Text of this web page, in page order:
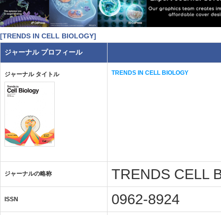
[TRENDS IN CELL BIOLOGY]
ジャーナル プロフィール
ジャーナル タイトル TRENDS IN CELL BIOLOGY
ジャーナルの略称 TRENDS CELL
ISSN 0962-8924